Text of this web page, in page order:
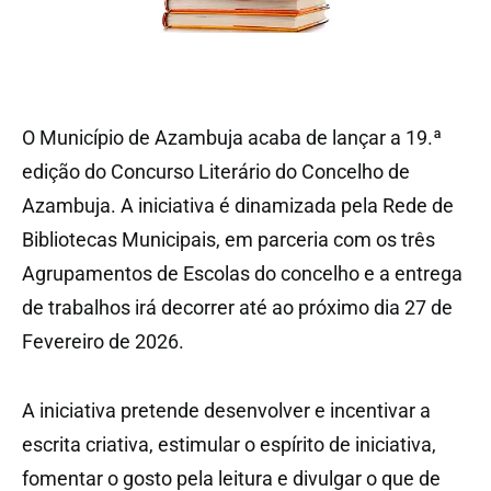
O Município de Azambuja acaba de lançar a 19.ª
edição do Concurso Literário do Concelho de
Azambuja. A iniciativa é dinamizada pela Rede de
Bibliotecas Municipais, em parceria com os três
Agrupamentos de Escolas do concelho e a entrega
de trabalhos irá decorrer até ao próximo dia 27 de
Fevereiro de 2026.
A iniciativa pretende desenvolver e incentivar a
escrita criativa, estimular o espírito de iniciativa,
fomentar o gosto pela leitura e divulgar o que de